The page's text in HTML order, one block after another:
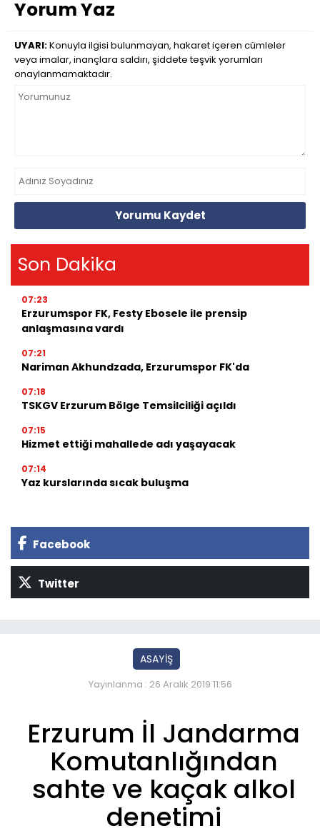
Yorum Yaz
UYARI:Konuyla ilgisi bulunmayan, hakaret içeren cümleler
veya imalar, inançlara saldırı, şiddete teşvik yorumları
onaylanmamaktadır.
Yorumu Kaydet
Son Dakika
07:23
Erzurumspor FK, Festy Ebosele ile prensip
anlaşmasına vardı
07:21
Nariman Akhundzada, Erzurumspor FK'da
07:18
TSKGV Erzurum Bölge Temsilciliği açıldı
07:15
Hizmet ettiği mahallede adı yaşayacak
07:14
Yaz kurslarında sıcak buluşma
Facebook
Twitter
ASAYİŞ
Yayınlanma : 26 Aralık 2019 11:56
Erzurum İl Jandarma
Komutanlığından
sahte ve kaçak alkol
denetimi